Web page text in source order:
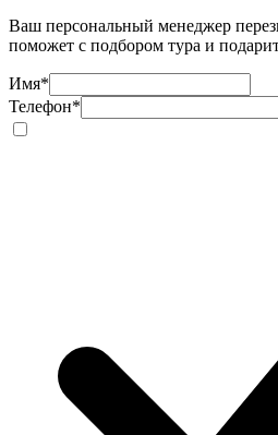
Ваш персональный менеджер
поможет с подбором тура и
Имя*
Телефон*